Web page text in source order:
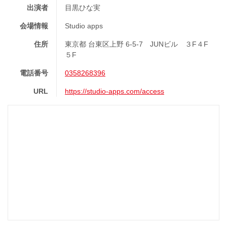
出演者 目黒ひな実
会場情報 Studio apps
住所
東京都 台東区上野 6-5-7 JUNビル ３F４F
５F
電話番号 0358268396
URL https://studio-apps.com/access